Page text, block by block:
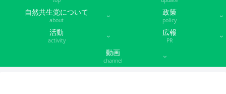
自然共生党について
about
政策
policy
活動
activity
広報
PR
動画
channel